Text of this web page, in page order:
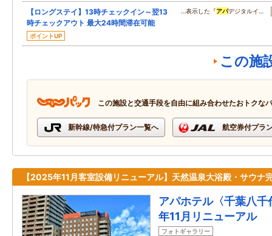
【ロングステイ】13時チェックイン～翌13
時チェックアウト 最大24時間滞在可能
ポイントUP
…表示した『アパデジタルイ…
この施
この施設と交通手段を自由に組み合わせたおトクな
新幹線/特急付プラン一覧へ 航空券付プラ
【2025年11月客室設備リニューアル】天然温泉大浴殿・サウナ
アパホテル〈千葉八
年11月リニューアル
フォトギャラリー